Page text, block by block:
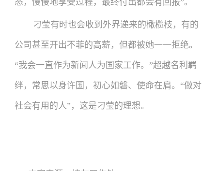
刁莹有时也会收到外界递来的橄榄枝，有的
公司甚至开出不菲的高薪，但都被她一一拒绝。
“我会一直作为新闻人为国家工作。”超越名利羁
绊，常思以身许国，初心如磐、使命在肩。“做对
社会有用的人”，这是刁莹的理想。